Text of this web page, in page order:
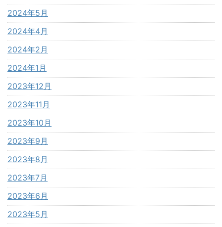
2024年5月
2024年4月
2024年2月
2024年1月
2023年12月
2023年11月
2023年10月
2023年9月
2023年8月
2023年7月
2023年6月
2023年5月